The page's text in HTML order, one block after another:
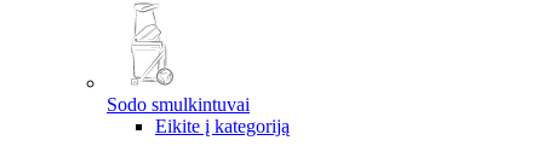
Sodo smulkintuvai
Eikite į kategoriją